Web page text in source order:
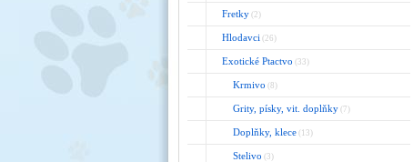
Fretky (2)
Hlodavci (26)
Exotické Ptactvo (33)
Krmivo (8)
Grity, písky, vit. doplňky (7)
Doplňky, klece (13)
Stelivo (3)